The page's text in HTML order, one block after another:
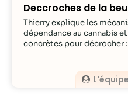
Deccroches de la
Thierry explique les
dépendance au cannabis
concrètes pour décrocher :